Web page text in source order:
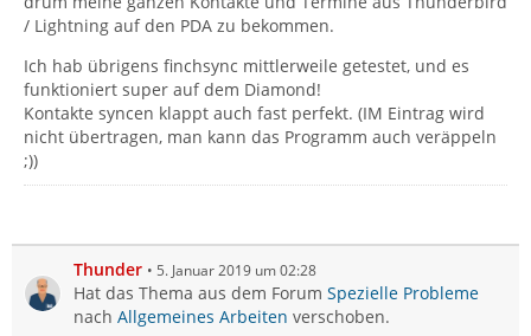
/ Lightning auf den PDA zu bekommen.
Ich hab übrigens finchsync mittlerweile getestet, und es
funktioniert super auf dem Diamond!
Kontakte syncen klappt auch fast perfekt. (IM Eintrag wird
nicht übertragen, man kann das Programm auch veräppeln
;))
Thunder 5. Januar 2019 um 02:28
Hat das Thema aus dem Forum Spezielle Probleme
nach Allgemeines Arbeiten verschoben.